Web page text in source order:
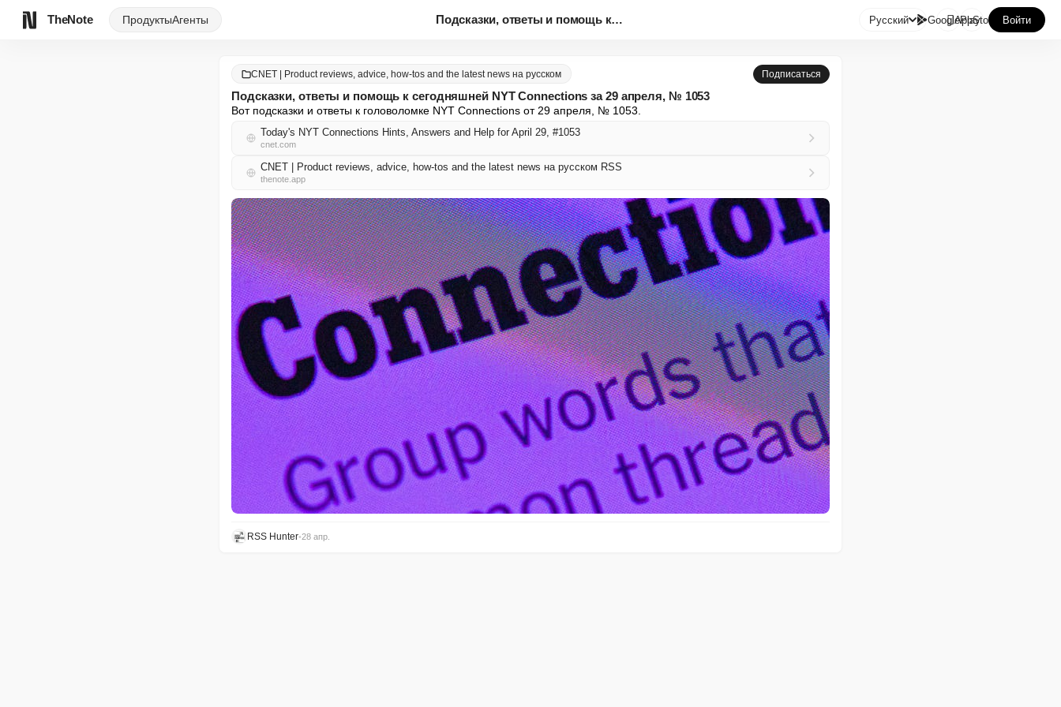
TheNote ПродуктыАгенты Подсказки, ответы и помощь к с... Русский GooglePlay
AppStore Войти
CNET | Product reviews, advice, how-tos and the latest news на русском Подписаться
Подсказки, ответы и помощь к сегодняшней NYT Connections за 29 апреля, № 1053
Вот подсказки и ответы к головоломке NYT Connections от 29 апреля, № 1053.
Today's NYT Connections Hints, Answers and Help for April 29, #1053
cnet.com
CNET | Product reviews, advice, how-tos and the latest news на русском RSS
thenote.app
RSS Hunter•28 апр.